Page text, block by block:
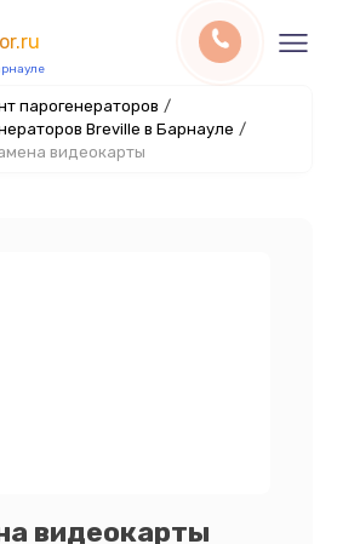
парогенераторов /
Breville в Барнауле /
видеокарты
видеокарты